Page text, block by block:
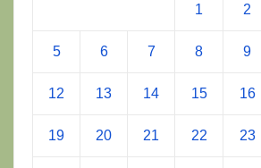
1 2
5 6 7 8 9
12 13 14 15 16
19 20 21 22 23